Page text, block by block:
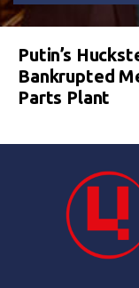
Putin’s
Bankrupted
Parts Plant